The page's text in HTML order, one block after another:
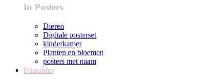
In Posters
Dieren
Digitale posterset
kinderkamer
Planten en bloemen
posters met naam
Printables